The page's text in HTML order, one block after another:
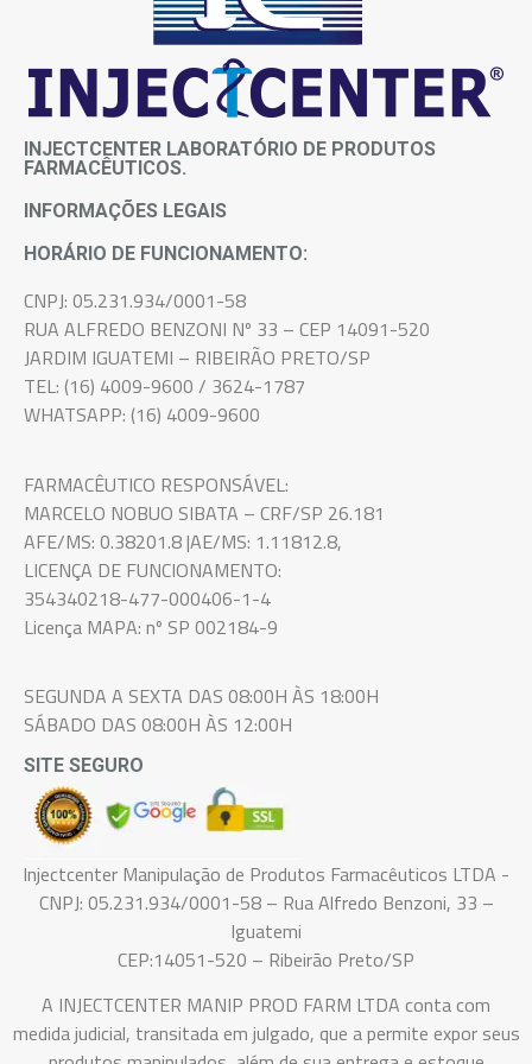
INJECTCENTER LABORATÓRIO DE PRODUTOS
FARMACÊUTICOS.
INFORMAÇÕES LEGAIS
HORÁRIO DE FUNCIONAMENTO:
CNPJ: 05.231.934/0001-58
RUA ALFREDO BENZONI Nº 33 – CEP 14091-520
JARDIM IGUATEMI – RIBEIRÃO PRETO/SP
TEL: (16) 4009-9600 / 3624-1787
WHATSAPP: (16) 4009-9600
FARMACÊUTICO RESPONSÁVEL:
MARCELO NOBUO SIBATA – CRF/SP 26.181
AFE/MS: 0.38201.8 |AE/MS: 1.11812.8,
LICENÇA DE FUNCIONAMENTO:
354340218-477-000406-1-4
Licença MAPA: nº SP 002184-9
SEGUNDA A SEXTA DAS 08:00H ÀS 18:00H
SÁBADO DAS 08:00H ÀS 12:00H
SITE SEGURO
Injectcenter Manipulação de Produtos Farmacêuticos LTDA -
CNPJ: 05.231.934/0001-58 – Rua Alfredo Benzoni, 33 –
Iguatemi
CEP:14051-520 – Ribeirão Preto/SP
A INJECTCENTER MANIP PROD FARM LTDA conta com
medida judicial, transitada em julgado, que a permite expor seus